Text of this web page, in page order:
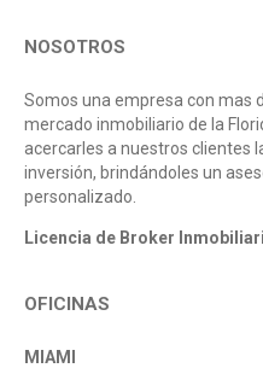
NOSOTROS
Somos una empresa con mas
mercado inmobiliario de la
acercarles a nuestros clientes
inversión, brindándoles un
personalizado.
Licencia de Broker
OFICINAS
MIAMI